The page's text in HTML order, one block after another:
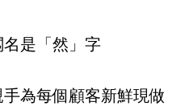
是「然」字
為每個顧客新鮮現做